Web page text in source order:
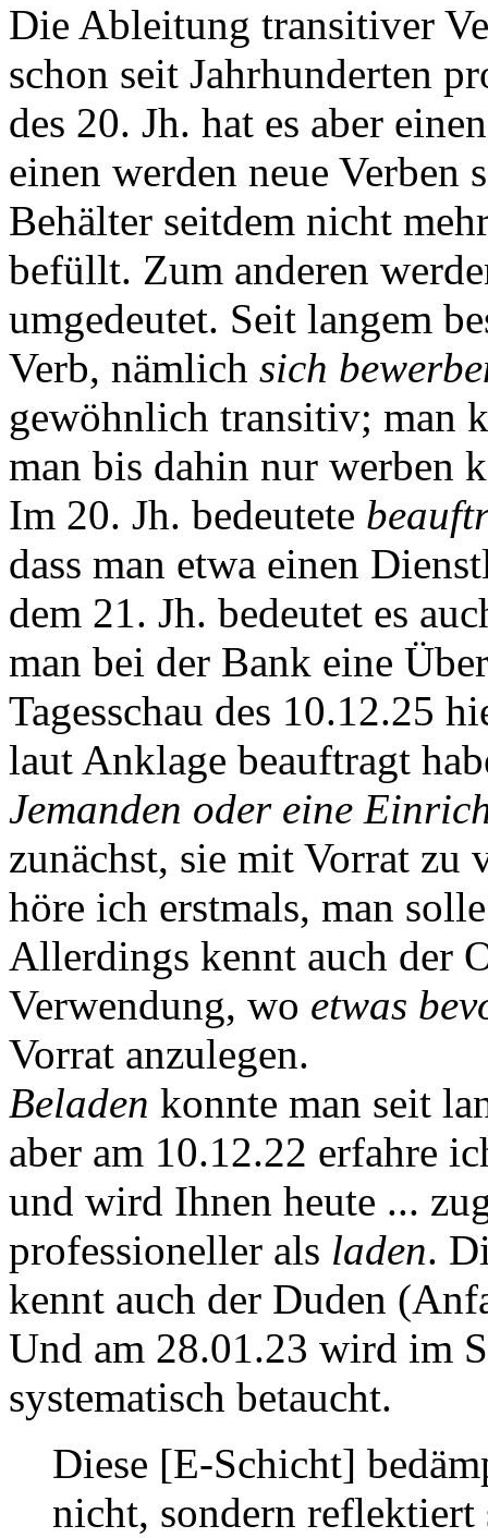
Die Ableitung transitiver
schon seit Jahrhunderten
des 20. Jh. hat es aber
einen werden neue
Behälter seitdem nicht
befüllt. Zum anderen
umgedeutet. Seit langem
Verb, nämlich sich
gewöhnlich transitiv; man
man bis dahin nur werben
Im 20. Jh. bedeutete
dass man etwa einen
dem 21. Jh. bedeutet es
man bei der Bank eine
Tagesschau des 10.12.25
laut Anklage beauftragt
Jemanden oder eine
zunächst, sie mit Vorrat zu
höre ich erstmals, man
Allerdings kennt auch der
Verwendung, wo etwas
Vorrat anzulegen.
Beladen konnte man seit
aber am 10.12.22 erfahre
und wird Ihnen heute ...
professioneller als laden.
kennt auch der Duden
Und am 28.01.23 wird im
systematisch betaucht.
Diese [E-Schicht]
nicht, sondern